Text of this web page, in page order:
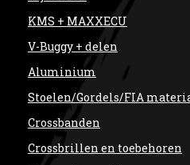
KMS + MAXXECU
V-Buggy + delen
Aluminium
Stoelen/Gordels/FIA
Crossbanden
Crossbrillen en toebehoren